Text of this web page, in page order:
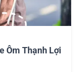
Ôm Thạnh Lợi